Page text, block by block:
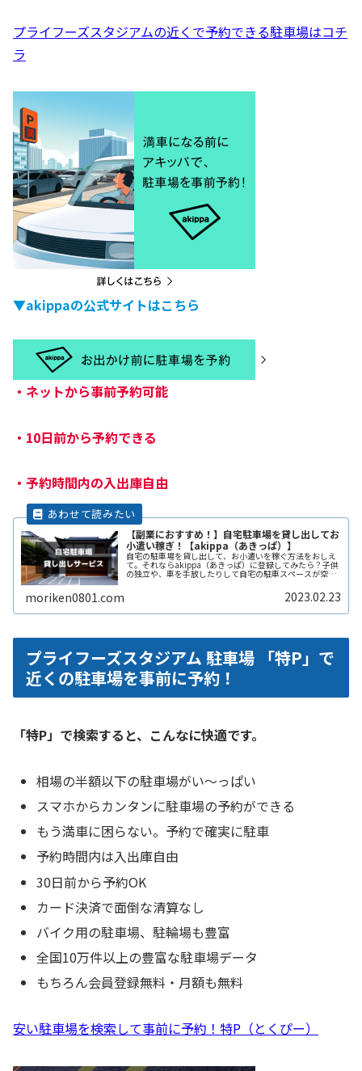
プライフーズスタジアムの近くで予約できる駐車場はコチ
ラ
▼akippaの公式サイトはこちら
・ ネットから事前予約可能
・ 10日前から予約できる
・ 予約時間内の入出庫自由
【副業におすすめ！】自宅駐車場を貸し出してお
小遣い稼ぎ！【akippa（あきっぱ）】
自宅の駐車場を貸し出して、お小遣いを稼ぐ方法をおしえ
て。それならakippa（あきっぱ）に登録してみたら？子供
の独立や、車を手放したりして自宅の駐車スペースが空い
moriken0801.com 2023.02.23
プライフーズスタジアム 駐車場 「特P」で
近くの駐車場を事前に予約！
「特P」で検索すると、こんなに快適です。
相場の半額以下の駐車場がい〜っぱい
スマホからカンタンに駐車場の予約ができる
もう満車に困らない。予約で確実に駐車
予約時間内は入出庫自由
30日前から予約OK
カード決済で面倒な清算なし
バイク用の駐車場、駐輪場も豊富
全国10万件以上の豊富な駐車場データ
もちろん会員登録無料・月額も無料
安い駐車場を検索して事前に予約！特P（とくぴー）